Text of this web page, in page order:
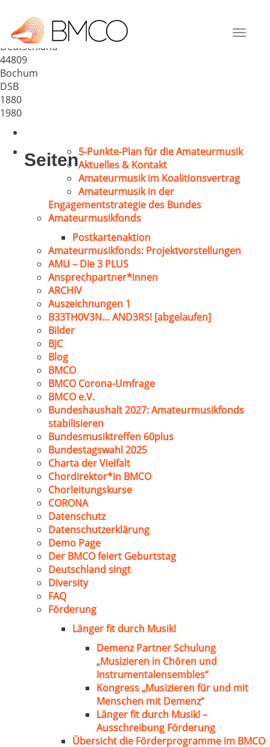
Toggle
– Marmelshagen
Deutschland
44809
Bochum
DSB
1880
1980
Seiten5-Punkte-Plan für die Amateurmusik
Aktuelles & Kontakt
Amateurmusik im Koalitionsvertrag
Amateurmusik in der
Engagementstrategie des Bundes
Amateurmusikfonds
Postkartenaktion
Amateurmusikfonds: Projektvorstellungen
AMU – Die 3 PLUS
Ansprechpartner*innen
ARCHIV
Auszeichnungen 1
B33TH0V3N… AND3RS! [abgelaufen]
Bilder
BJC
Blog
BMCO
BMCO Corona-Umfrage
BMCO e.V.
Bundeshaushalt 2027: Amateurmusikfonds
stabilisieren
Bundesmusiktreffen 60plus
Bundestagswahl 2025
Charta der Vielfalt
Chordirektor*in BMCO
Chorleitungskurse
CORONA
Datenschutz
Datenschutzerklärung
Demo Page
Der BMCO feiert Geburtstag
Deutschland singt
Diversity
FAQ
Förderung
Länger fit durch Musik!
Demenz Partner Schulung
„Musizieren in Chören und
Instrumentalensembles“
Kongress „Musizieren für und mit
Menschen mit Demenz“
Länger fit durch Musik! –
Ausschreibung Förderung
Übersicht die Förderprogramme im BMCO